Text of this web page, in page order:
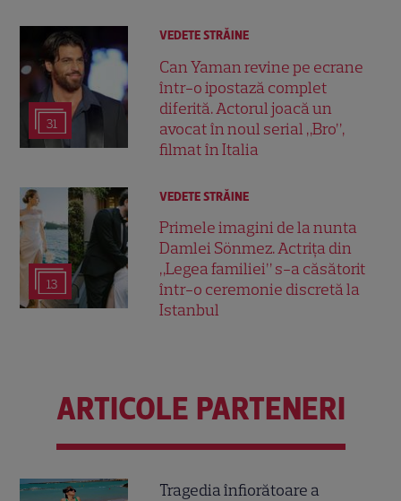
31
VEDETE STRĂINE
Can Yaman revine pe ecrane
într-o ipostază complet
diferită. Actorul joacă un
avocat în noul serial „Bro”,
filmat în Italia
13
VEDETE STRĂINE
Primele imagini de la nunta
Damlei Sönmez. Actrița din
„Legea familiei” s-a căsătorit
într-o ceremonie discretă la
Istanbul
ARTICOLE PARTENERI
Tragedia înfiorătoare a